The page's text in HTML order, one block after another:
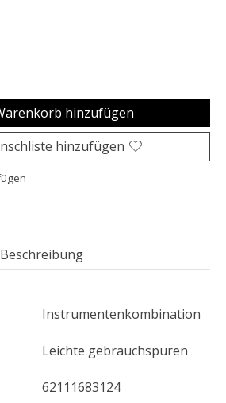
hinzufügen
hinzufügen
Beschreibung
Instrumentenkombination
Leichte gebrauchspuren
62111683124